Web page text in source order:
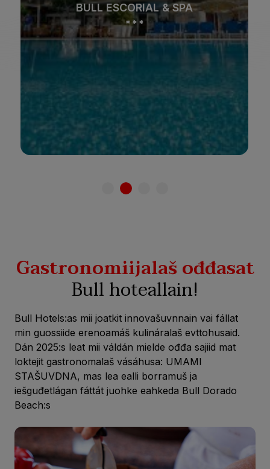
BULL ESCORIAL & SPA
** *
Stad All inclusive
Endast vuxna Familjer
Se hotell
Gastronomiijalaš ođđasat
Bull hoteallain!
Bull Hotels:as mii joatkit innovašuvnnain vai fállat
min guossiide erenoamáš kulináralaš evttohusaid.
Dán 2025:s leat mii váldán mielde ođđa sajiid mat
loktejit gastronomalaš vásáhusa: UMAMI
STAŠUVDNA, mas lea ealli borramuš ja
iešguđetlágan fáttát juohke eahkeda Bull Dorado
Beach:s